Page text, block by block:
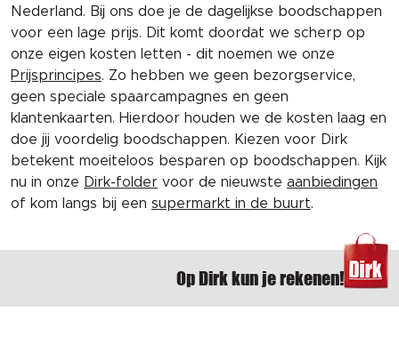
Nederland. Bij ons doe je de dagelijkse boodschappen
voor een lage prijs. Dit komt doordat we scherp op
onze eigen kosten letten - dit noemen we onze
Prijsprincipes. Zo hebben we geen bezorgservice,
geen speciale spaarcampagnes en geen
klantenkaarten. Hierdoor houden we de kosten laag en
doe jij voordelig boodschappen. Kiezen voor Dirk
betekent moeiteloos besparen op boodschappen. Kijk
nu in onze Dirk-folder voor de nieuwste aanbiedingen
of kom langs bij een supermarkt in de buurt.
Op Dirk kun je rekenen!